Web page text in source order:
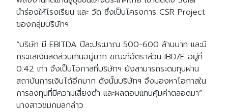
นำร่องให้โรงเรียน และ วัด ซึ่งเป็นโครงการ CSR Project
ของกลุ่มบริษัทฯ
“บริษัท มี EBITDA ปีละประมาณ 500-600 ล้านบาท และมี
กระแสเงินสดส่วนเกินอยู่มาก ขณะที่อัตราส่วน IBD/E อยู่ที่
0.42 เท่า จึงเป็นโอกาสที่บริษัทฯ ยังสามารถระดมทุนผ่าน
สถาบันการเงินได้อีกมาก ดังนั้นบริษัทฯ จึงมองหาโอกาสใน
การลงทุนที่มีความเสี่ยงต่ำ และผลตอบแทนคุ้มค่าตลอดมา”
นางสาวชมกมลกล่าว